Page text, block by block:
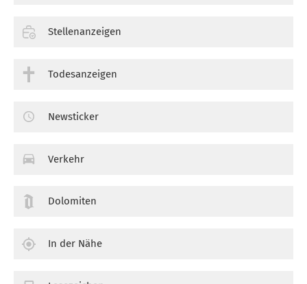
Stellenanzeigen
Todesanzeigen
Newsticker
Verkehr
Dolomiten
In der Nähe